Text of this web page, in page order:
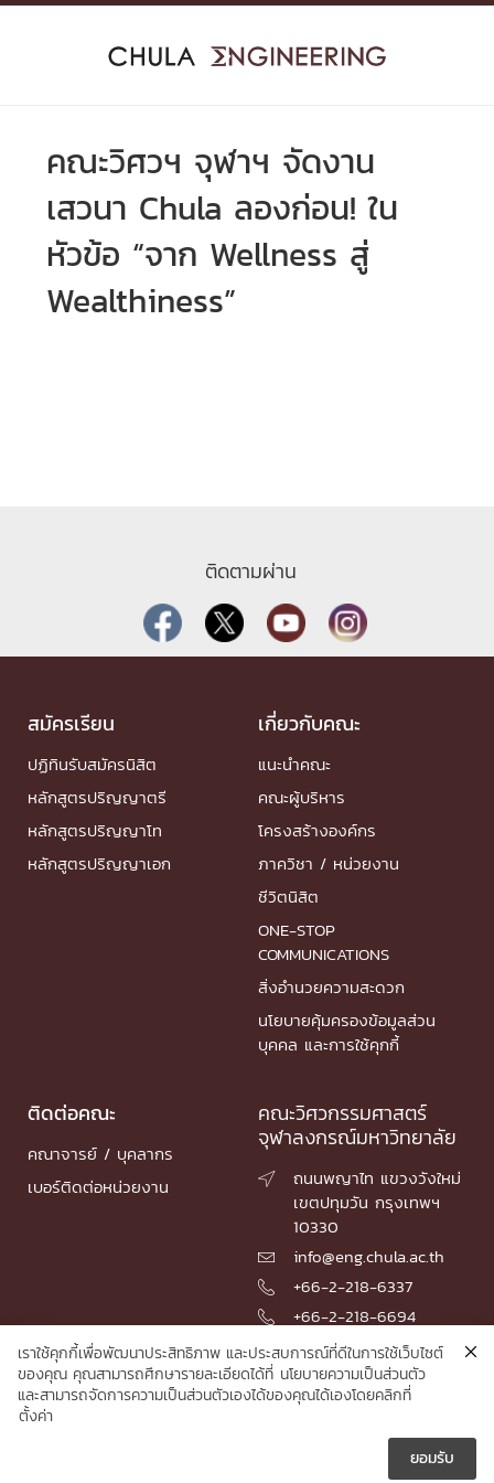
Skip

คณะวิศวฯ จุฬาฯ จัดงาน
เสวนา Chula ลองก่อน! ใน
หัวข้อ “จาก Wellness สู่
Wealthiness”
ติดตามผ่าน
สมัครเรียน
ปฏิทินรับสมัครนิสิต
หลักสูตรปริญญาตรี
หลักสูตรปริญญาโท
หลักสูตรปริญญาเอก
เกี่ยวกับคณะ
แนะนำคณะ
คณะผู้บริหาร
โครงสร้างองค์กร
ภาควิชา / หน่วยงาน
ชีวิตนิสิต
ONE-STOP
COMMUNICATIONS
สิ่งอำนวยความสะดวก
นโยบายคุ้มครองข้อมูลส่วน
บุคคล และการใช้คุกกี้
ติดต่อคณะ
คณาจารย์ / บุคลากร
เบอร์ติดต่อหน่วยงาน
คณะวิศวกรรมศาสตร์
จุฬาลงกรณ์มหาวิทยาลัย

ถนนพญาไท แขวงวังใหม่
เขตปทุมวัน กรุงเทพฯ
10330
 info@eng.chula.ac.th
 +66-2-218-6337
 +66-2-218-6694
© 2026 Faculty of Engineering, Chulalongkorn University
เราใช้คุกกี้เพื่อพัฒนาประสิทธิภาพ และประสบการณ์ที่ดีในการใช้เว็บไซต์
ของคุณ คุณสามารถศึกษารายละเอียดได้ที่ นโยบายความเป็นส่วนตัว
และสามารถจัดการความเป็นส่วนตัวเองได้ของคุณได้เองโดยคลิกที่
ตั้งค่า
ยอมรับ